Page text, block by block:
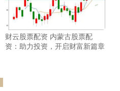
财云股票配资 内蒙古股票配
资：助力投资，开启财富新篇章